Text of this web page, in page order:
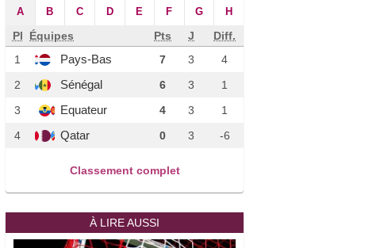
A B C D E F G H
Pl Équipes Pts J
Diff.
1
Pays-Bas 7 3
4
2
Sénégal 6 3
1
3
Equateur 4 3
1
4
Qatar 0 3 -6
Classement complet
À LIRE AUSSI